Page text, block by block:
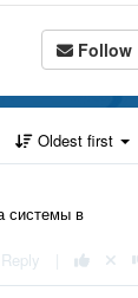
Follow
Oldest first
системы в